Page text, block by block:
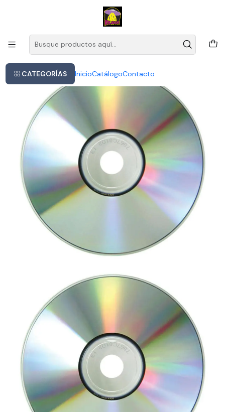
CATEGORÍAS InicioCatálogoContacto
Este es el texto del slide